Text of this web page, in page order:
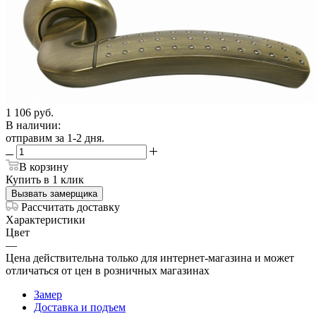
1 106 руб.
В наличии:
отправим за 1-2 дня.
В корзину
Купить в 1 клик
Вызвать замерщика
Рассчитать доставку
Характеристики
Цвет
—
Цена действительна только для интернет-магазина и может
отличаться от цен в розничных магазинах
Замер
Доставка и подъем